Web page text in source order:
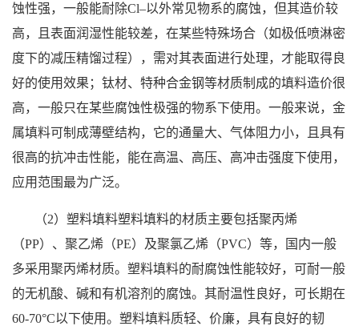
厅
证
书
荣
系
方
蚀性强，一般能耐除Cl–以外常见物系的腐蚀，但其造价较
高，且表面润湿性能较差，在某些特殊场合（如极低喷淋密
度下的减压精馏过程），需对其表面进行处理，才能取得良
好的使用效果；钛材、特种合金钢等材质制成的填料造价很
高，一般只在某些腐蚀性极强的物系下使用。一般来说，金
属填料可制成薄壁结构，它的通量大、气体阻力小，且具有
很高的抗冲击性能，能在高温、高压、高冲击强度下使用，
应用范围最为广泛。
（2）塑料填料塑料填料的材质主要包括聚丙烯
（PP）、聚乙烯（PE）及聚氯乙烯（PVC）等，国内一般
多采用聚丙烯材质。塑料填料的耐腐蚀性能较好，可耐一般
的无机酸、碱和有机溶剂的腐蚀。其耐温性良好，可长期在
60-70°C以下使用。塑料填料质轻、价廉，具有良好的韧